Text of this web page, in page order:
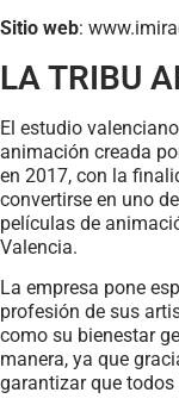
Sitio web:
LA TRIBU
El estudio
animación creada
en 2017, con la
convertirse en uno
películas de
Valencia.
La empresa pone
profesión de sus
como su bienestar
manera, ya que
garantizar que